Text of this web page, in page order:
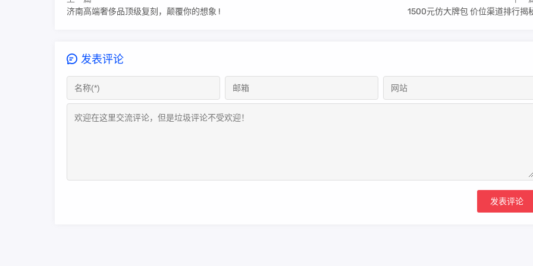
济南高端奢侈品顶级复刻，颠覆你的想象 !
1500元仿大牌包 价位渠道排行揭
发表评论